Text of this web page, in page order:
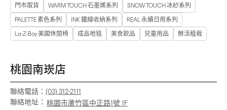
門市取貨
WARM TOUCH 石墨烯系列
SNOW TOUCH 冰紗系列
PALETTE 素色系列
INK 鐵線收納系列
REAL 永續日用系列
La-Z-Boy 美國休閒椅
成品地毯 美食飲品 兒童用品 鮮活植栽
桃園南崁店
聯絡電話： (03) 312-2111
聯絡地址： 桃園市蘆竹區中正路1號 1F